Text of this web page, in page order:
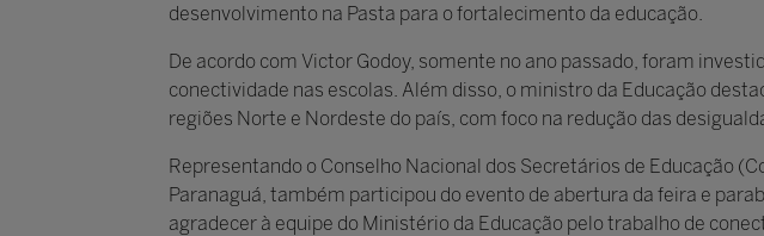
desenvolvimento na Pasta para o fortalecimento da educação.
De acordo com Victor Godoy, somente no ano passado, foram
conectividade nas escolas. Além disso, o ministro da Educação
regiões Norte e Nordeste do país, com foco na redução das
Representando o Conselho Nacional dos Secretários de Educação
Paranaguá, também participou do evento de abertura da feira e
agradecer à equipe do Ministério da Educação pelo trabalho de